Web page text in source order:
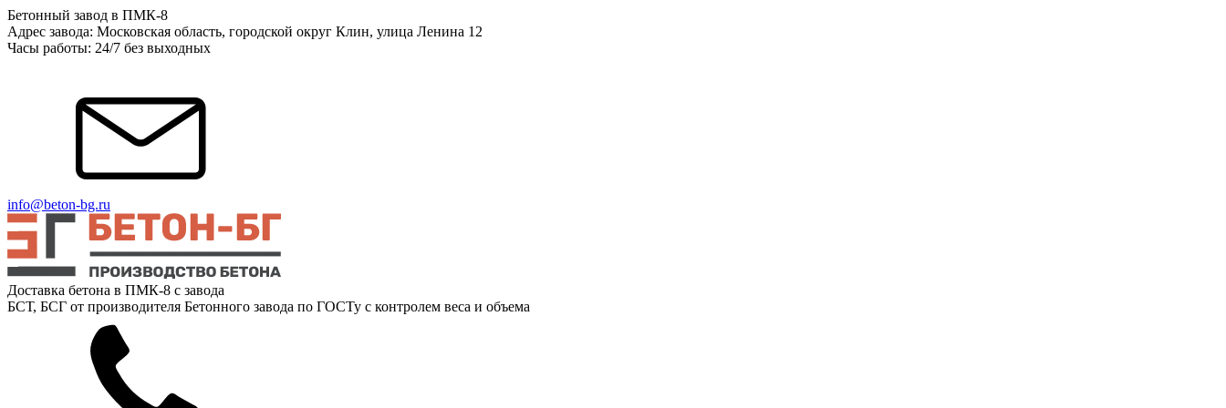
Бетонный завод в ПМК-8
Адрес завода: Московская область, городской округ Клин, улица Ленина 12
Часы работы: 24/7 без выходных
info@beton-bg.ru
Доставка бетона в ПМК-8 с завода
БСТ, БСГ от производителя Бетонного завода по ГОСТу с контролем веса и объема